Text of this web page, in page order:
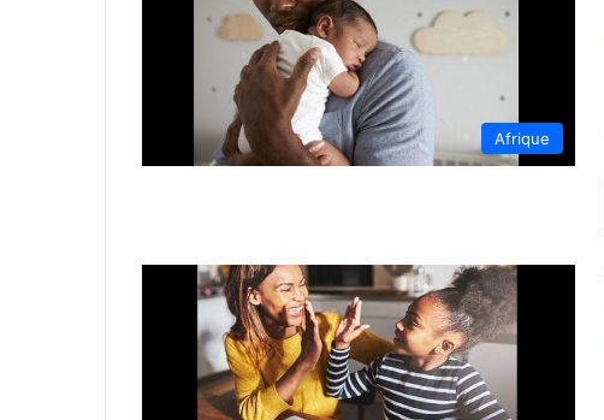
Afrique